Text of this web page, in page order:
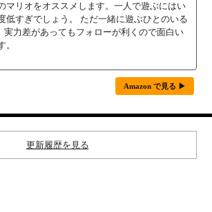
マリオをオススメします。一人で遊ぶにはい
低すぎでしょう。 ただ一緒に遊ぶひとのいる
力差があってもフォローが利くので面白い
。
Amazon で見る ▶
更新履歴を見る